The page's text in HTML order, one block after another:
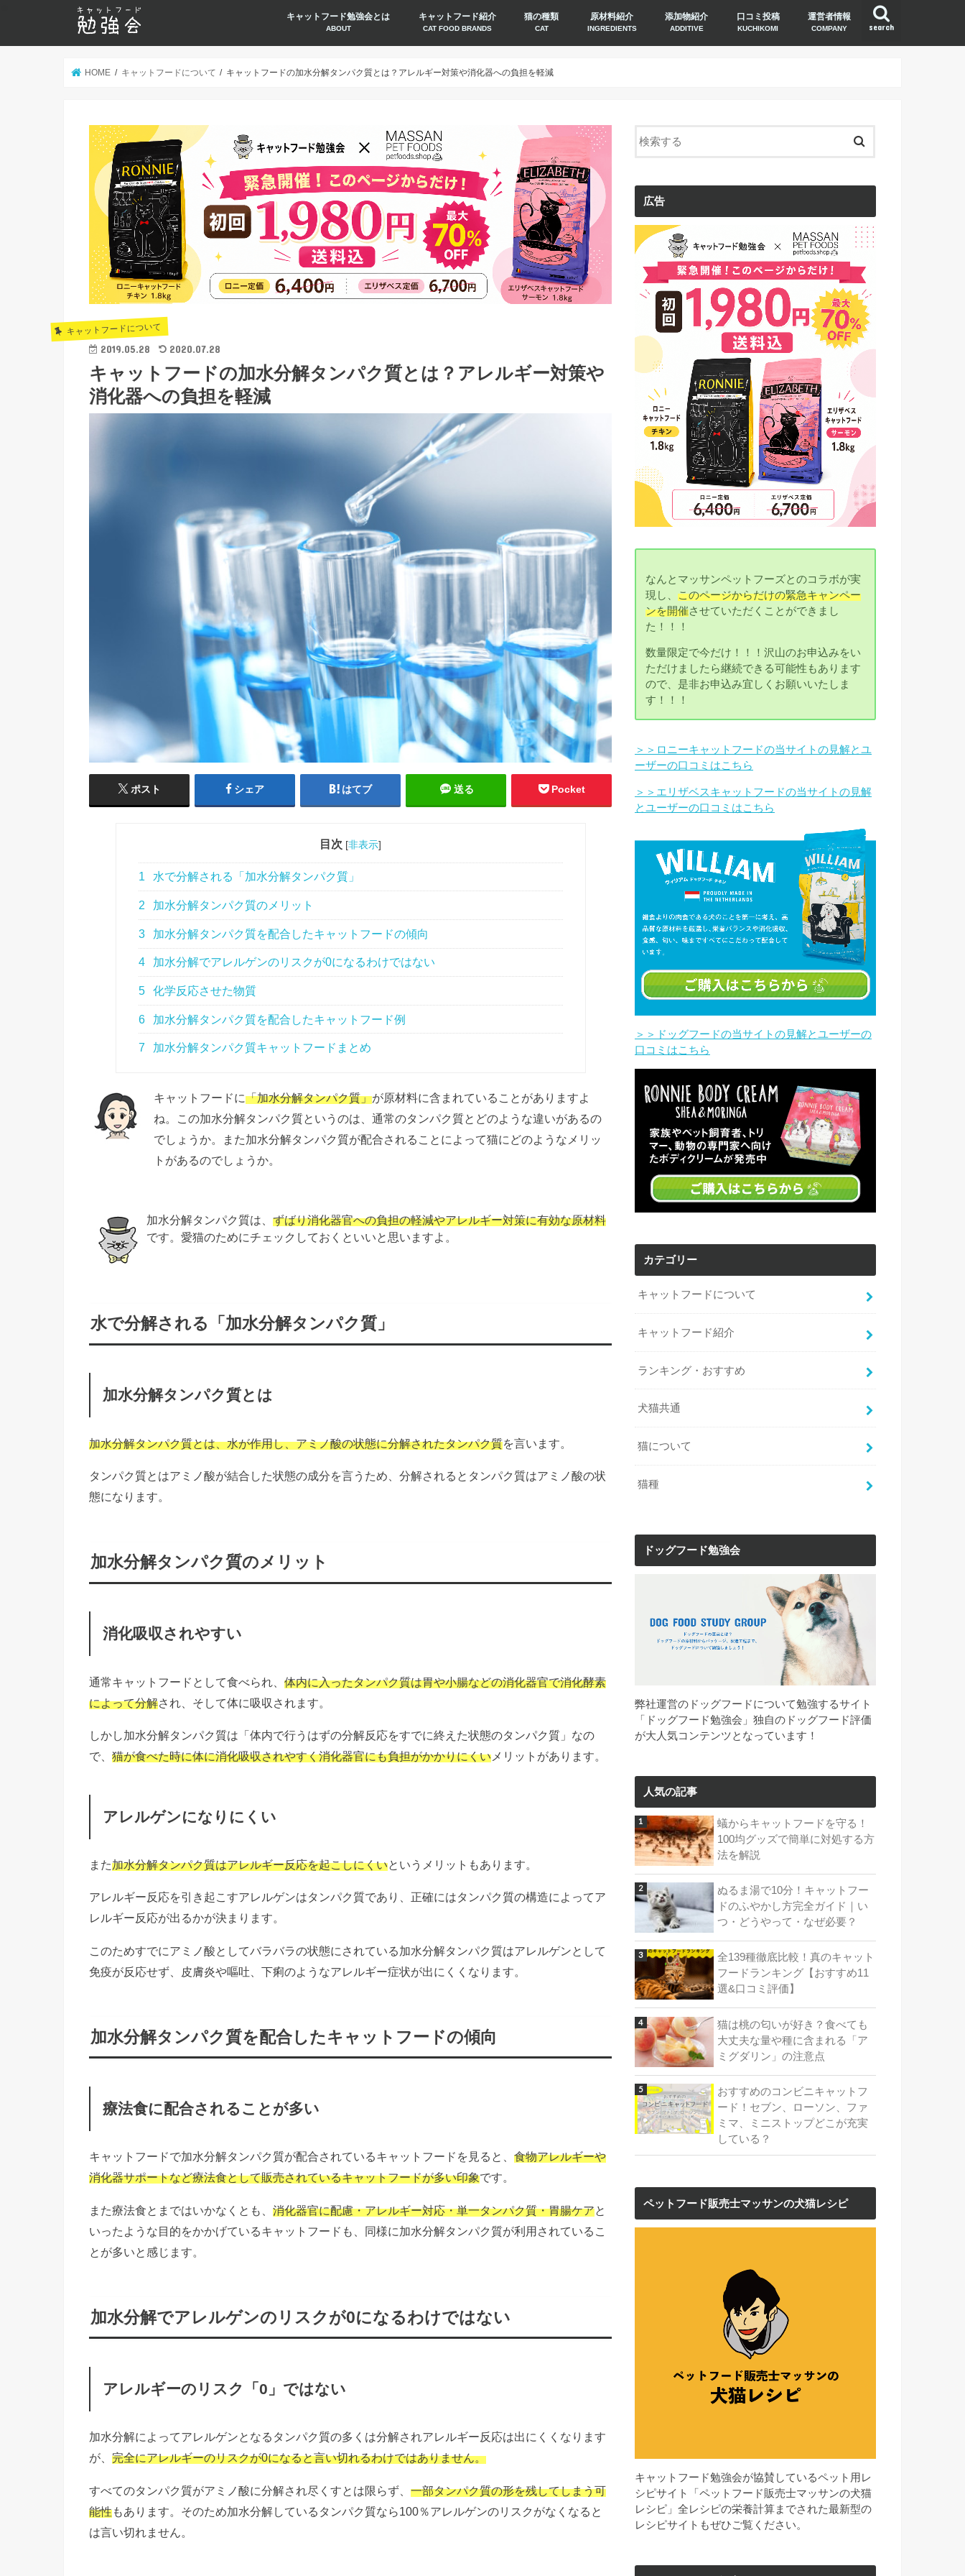
search
キャットフード勉強会とは
ABOUT
キャットフード紹介
CAT FOOD BRANDS
猫の種類
CAT
原材料紹介
INGREDIENTS
添加物紹介
ADDITIVE
口コミ投稿
KUCHIKOMI
運営者情報
COMPANY
HOME キャットフードについて キャットフードの加水分解タンパク質とは？アレルギー対策や消化器への負担を軽減
キャットフードについて
2019.05.28 2020.07.28
キャットフードの加水分解タンパク質とは？アレルギー対策や
消化器への負担を軽減
ポスト シェア はてブ 送る Pocket
目次 [非表示]
1 水で分解される「加水分解タンパク質」
2 加水分解タンパク質のメリット
3 加水分解タンパク質を配合したキャットフードの傾向
4 加水分解でアレルゲンのリスクが0になるわけではない
5 化学反応させた物質
6 加水分解タンパク質を配合したキャットフード例
7 加水分解タンパク質キャットフードまとめ
キャットフードに「加水分解タンパク質」が原材料に含まれていることがありますよ
ね。この加水分解タンパク質というのは、通常のタンパク質とどのような違いがあるの
でしょうか。また加水分解タンパク質が配合されることによって猫にどのようなメリッ
トがあるのでしょうか。
加水分解タンパク質は、 ずばり消化器官への負担の軽減やアレルギー対策に有効な原材料
です。愛猫のためにチェックしておくといいと思いますよ。
水で分解される「加水分解タンパク質」
加水分解タンパク質とは
加水分解タンパク質とは、水が作用し、アミノ酸の状態に分解されたタンパク質を言います。
タンパク質とはアミノ酸が結合した状態の成分を言うため、分解されるとタンパク質はアミノ酸の状
態になります。
加水分解タンパク質のメリット
消化吸収されやすい
通常キャットフードとして食べられ、 体内に入ったタンパク質は胃や小腸などの消化器官で消化酵素
によって分解され、そして体に吸収されます。
しかし加水分解タンパク質は「体内で行うはずの分解反応をすでに終えた状態のタンパク質」なの
で、 猫が食べた時に体に消化吸収されやすく消化器官にも負担がかかりにくい メリットがあります。
アレルゲンになりにくい
また加水分解タンパク質はアレルギー反応を起こしにくいというメリットもあります。
アレルギー反応を引き起こすアレルゲンはタンパク質であり、正確にはタンパク質の構造によってア
レルギー反応が出るかが決まります。
このためすでにアミノ酸としてバラバラの状態にされている加水分解タンパク質はアレルゲンとして
免疫が反応せず、皮膚炎や嘔吐、下痢のようなアレルギー症状が出にくくなります。
加水分解タンパク質を配合したキャットフードの傾向
療法食に配合されることが多い
キャットフードで加水分解タンパク質が配合されているキャットフードを見ると、 食物アレルギーや
消化器サポートなど療法食として販売されているキャットフードが多い印象です。
また療法食とまではいかなくとも、 消化器官に配慮・アレルギー対応・単一タンパク質・胃腸ケアと
いったような目的をかかげているキャットフードも、同様に加水分解タンパク質が利用されているこ
とが多いと感じます。
加水分解でアレルゲンのリスクが0になるわけではない
アレルギーのリスク「0」ではない
加水分解によってアレルゲンとなるタンパク質の多くは分解されアレルギー反応は出にくくなります
が、 完全にアレルギーのリスクが0になると言い切れるわけではありません。
すべてのタンパク質がアミノ酸に分解され尽くすとは限らず、 一部タンパク質の形を残してしまう可
能性もあります。そのため加水分解しているタンパク質なら100％アレルゲンのリスクがなくなると
は言い切れません。
広告
なんとマッサンペットフーズとのコラボが実
現し、このページからだけの緊急キャンペー
ンを開催させていただくことができまし
た！！！
数量限定で今だけ！！！沢山のお申込みをい
ただけましたら継続できる可能性もあります
ので、是非お申込み宜しくお願いいたしま
す！！！
＞＞ロニーキャットフードの当サイトの見解とユ
ーザーの口コミはこちら
＞＞エリザベスキャットフードの当サイトの見解
とユーザーの口コミはこちら
＞＞ドッグフードの当サイトの見解とユーザーの
口コミはこちら
カテゴリー
キャットフードについて
キャットフード紹介
ランキング・おすすめ
犬猫共通
猫について
猫種
ドッグフード勉強会
弊社運営のドッグフードについて勉強するサイト
「ドッグフード勉強会」独自のドッグフード評価
が大人気コンテンツとなっています！
人気の記事
蟻からキャットフードを守る！
100均グッズで簡単に対処する方
法を解説
ぬるま湯で10分！キャットフー
ドのふやかし方完全ガイド｜い
つ・どうやって・なぜ必要？
全139種徹底比較！真のキャット
フードランキング【おすすめ11
選&口コミ評価】
猫は桃の匂いが好き？食べても
大丈夫な量や種に含まれる「ア
ミグダリン」の注意点
おすすめのコンビニキャットフ
ード！セブン、ローソン、ファ
ミマ、ミニストップどこが充実
している？
ペットフード販売士マッサンの犬猫レシピ
キャットフード勉強会が協賛しているペット用レ
シピサイト「ペットフード販売士マッサンの犬猫
レシピ」全レシピの栄養計算までされた最新型の
レシピサイトもぜひご覧ください。